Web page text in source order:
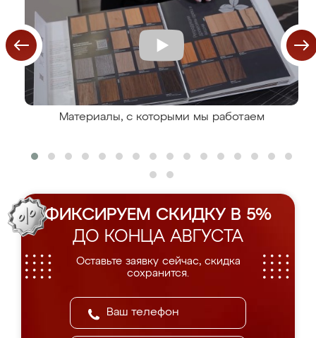
Материалы, с которыми мы работаем
ФИКСИРУЕМ СКИДКУ В 5%
ДО КОНЦА АВГУСТА
Оставьте заявку сейчас, скидка
сохранится.